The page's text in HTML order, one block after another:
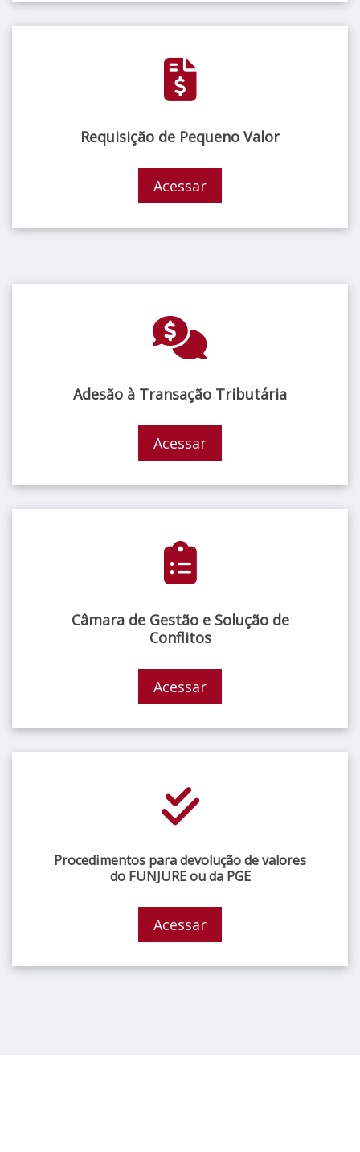
Requisição de Pequeno Valor
Acessar
Adesão à Transação Tributária
Acessar
Câmara de Gestão e Solução de
Conflitos
Acessar
Procedimentos para devolução de valores
do FUNJURE ou da PGE
Acessar